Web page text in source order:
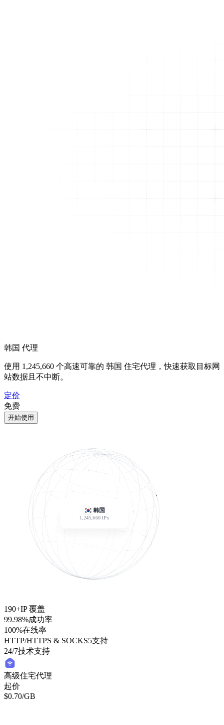
韩国 代理
使用 1,245,660 个高速可靠的 韩国 住宅代理，快速获取目标网
站数据且不中断。
定价
免费
开始使用
韩国
1,245,660IPs
190+IP 覆盖
99.98%成功率
100%在线率
HTTP/HTTPS & SOCKS5支持
24/7技术支持
高级住宅代理
起价
$0.70/GB